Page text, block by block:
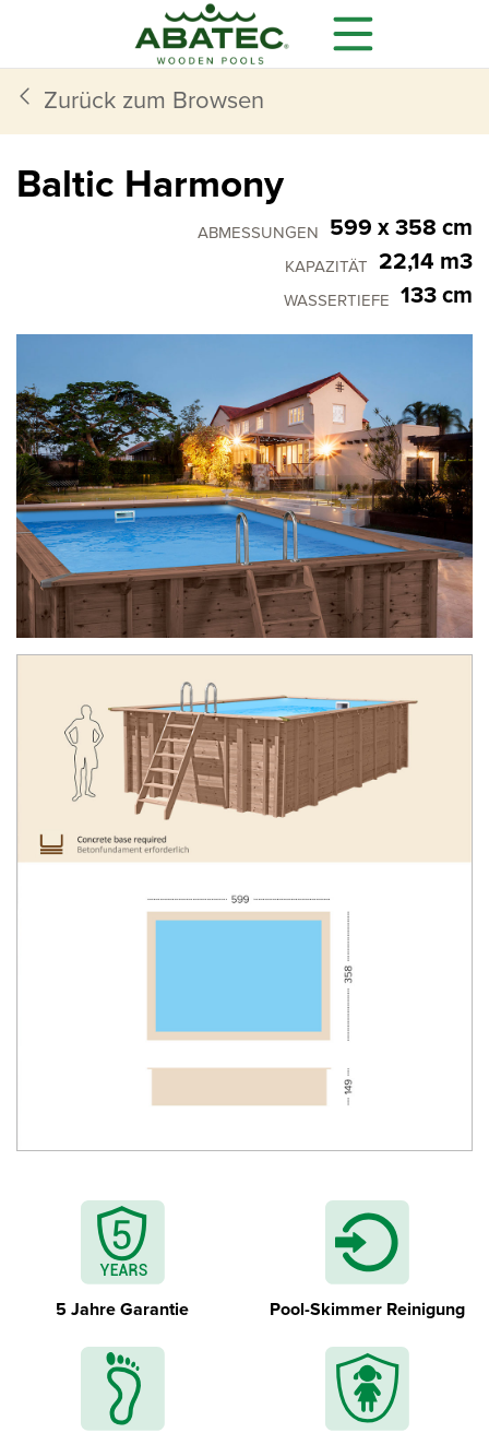
Magie des Holzes FAQ
Zurück zum Browsen
Baltic Harmony
ABMESSUNGEN 599 x 358 cm
KAPAZITÄT 22,14 m3
WASSERTIEFE 133 cm
5 Jahre Garantie Pool-Skimmer Reinigung
Alles, was Sie brauchen,
ist im Standard
enthalten
Alle Abatec Holzpools werden mit alle
erforderliche Geräte zum Bau und Betrieb
ausgestattet – von Treppen und Leiter bis zu
Wasseraufbereitungsgeräte. Alles in Preis
inbegriffen!
Detailmontage Anleitung